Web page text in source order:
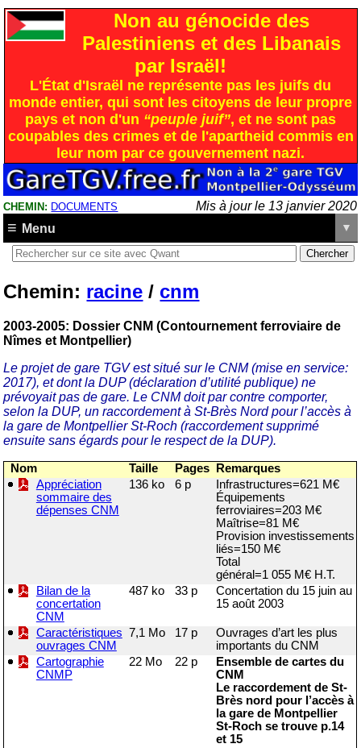
Non au génocide des
Palestiniens et des Libanais
par Israël!
L'État d'Israël ne représente pas les juifs du
monde entier, qui sont les citoyens de leur propre
pays et non d'un “peuple juif”, et ne sont pas
coupables des crimes et de l'apartheid commis en
leur nom par ce gouvernement nazi.
CHEMIN: DOCUMENTS
Mis à jour le 13 janvier 2020
Menu
Chemin: racine / cnm
2003-2005: Dossier CNM (Contournement ferroviaire de
Nîmes et Montpellier)
Le projet de gare TGV est situé sur le CNM (mise en service:
2017), et dont la DUP (déclaration d’utilité publique) ne
prévoyait pas de gare. Le CNM doit par contre comporter,
selon la DUP, un raccordement à St-Brès Nord pour l’accès à
la gare de Montpellier St-Roch (raccordement supprimé
ensuite sans égards pour le respect de la DUP).
Nom Taille Pages
Remarques
Appréciation
sommaire des
dépenses CNM
136 ko 6 p
Infrastructures=621 M€
Équipements
ferroviaires=203 M€
Maîtrise=81 M€
Provision investissements
liés=150 M€
Total
général=1 055 M€ H.T.
Bilan de la
concertation
CNM
487 ko 33 p
Concertation du 15 juin au
15 août 2003
Caractéristiques
ouvrages CNM
7,1 Mo 17 p
Ouvrages d’art les plus
importants du CNM
Cartographie
CNMP
22 Mo 22 p
Ensemble de cartes du
CNM
Le raccordement de St-
Brès nord pour l’accès à
la gare de Montpellier
St-Roch se trouve p.14
et 15